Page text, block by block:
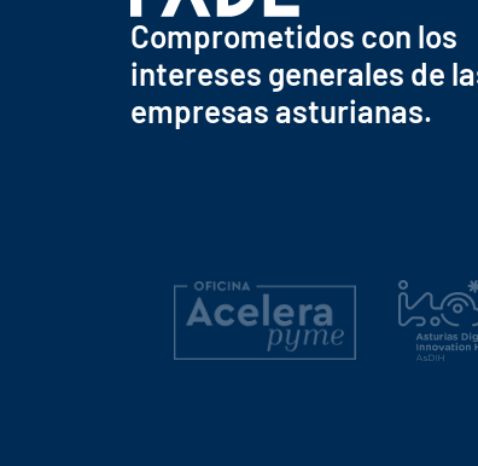
Comprometidos con los
intereses generales de
empresas asturianas.